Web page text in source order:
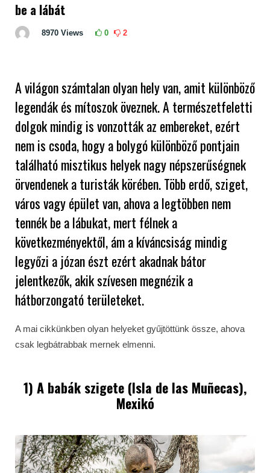
be a lábát
8970 Views 0 2
A világon számtalan olyan hely van, amit különböző
legendák és mítoszok öveznek. A természetfeletti
dolgok mindig is vonzották az embereket, ezért
nem is csoda, hogy a bolygó különböző pontjain
található misztikus helyek nagy népszerűségnek
örvendenek a turisták körében. Több erdő, sziget,
város vagy épület van, ahova a legtöbben nem
tennék be a lábukat, mert félnek a
következményektől, ám a kíváncsiság mindig
legyőzi a józan észt ezért akadnak bátor
jelentkezők, akik szívesen megnézik a
hátborzongató területeket.
A mai cikkünkben olyan helyeket gyűjtöttünk össze, ahova
csak legbátrabbak mernek elmenni.
1) A babák szigete (Isla de las Muñecas),
Mexikó